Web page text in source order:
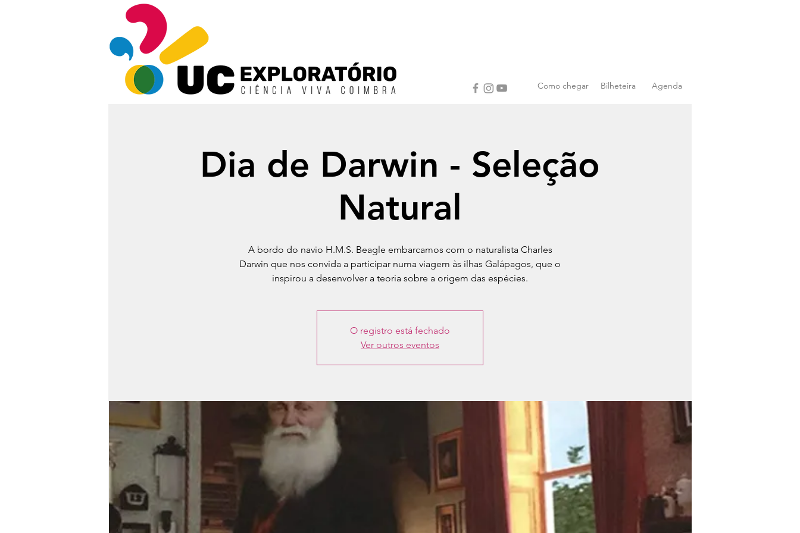
Como chegar Bilheteira Agenda
Dia de Darwin - Seleção
Natural
A bordo do navio H.M.S. Beagle embarcamos com o naturalista Charles
Darwin que nos convida a participar numa viagem às ilhas Galápagos, que o
inspirou a desenvolver a teoria sobre a origem das espécies.
O registro está fechado
Ver outros eventos